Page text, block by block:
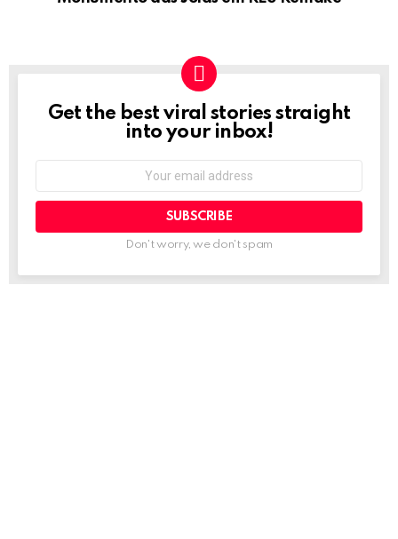
NEWSLETTER
Get the best viral stories straight
into your inbox!
Don't worry, we don't spam